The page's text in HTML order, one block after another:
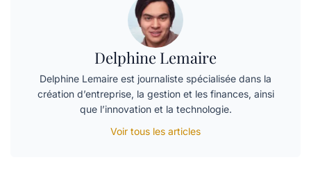
Delphine Lemaire
Delphine Lemaire est journaliste spécialisée dans la
création d’entreprise, la gestion et les finances, ainsi
que l’innovation et la technologie.
Voir tous les articles